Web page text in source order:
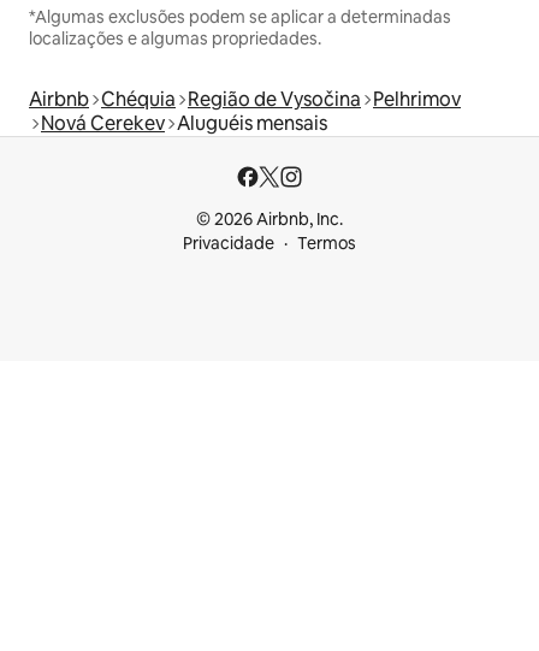
*Algumas exclusões podem se aplicar a determinadas
localizações e algumas propriedades.
Airbnb Chéquia Região de Vysočina Pelhrimov
Nová Cerekev Aluguéis mensais
© 2026 Airbnb, Inc.
Privacidade
Termos